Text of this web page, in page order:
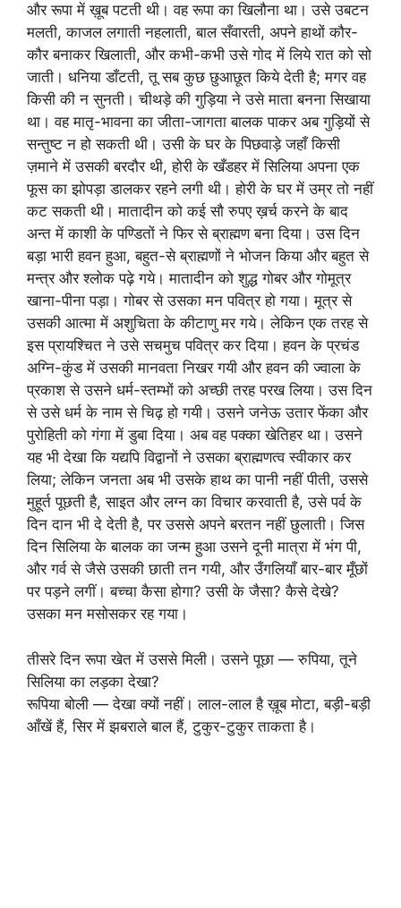
और रूपा में ख़ूब पटती थी। वह रूपा का खिलौना था। उसे उबटन
मलती, काजल लगाती नहलाती, बाल सँवारती, अपने हाथों कौर-
कौर बनाकर खिलाती, और कभी-कभी उसे गोद में लिये रात को सो
जाती। धनिया डाँटती, तू सब कुछ छुआछूत किये देती है; मगर वह
किसी की न सुनती। चीथड़े की गुड़िया ने उसे माता बनना सिखाया
था। वह मातृ-भावना का जीता-जागता बालक पाकर अब गुड़ियों से
सन्तुष्ट न हो सकती थी। उसी के घर के पिछवाड़े जहाँ किसी
ज़माने में उसकी बरदौर थी, होरी के खँडहर में सिलिया अपना एक
फूस का झोपड़ा डालकर रहने लगी थी। होरी के घर में उम्र तो नहीं
कट सकती थी। मातादीन को कई सौ रुपए ख़र्च करने के बाद
अन्त में काशी के पण्डितों ने फिर से ब्राह्मण बना दिया। उस दिन
बड़ा भारी हवन हुआ, बहुत-से ब्राह्मणों ने भोजन किया और बहुत से
मन्त्र और श्लोक पढ़े गये। मातादीन को शुद्ध गोबर और गोमूत्र
खाना-पीना पड़ा। गोबर से उसका मन पवित्र हो गया। मूत्र से
उसकी आत्मा में अशुचिता के कीटाणु मर गये। लेकिन एक तरह से
इस प्रायश्चित ने उसे सचमुच पवित्र कर दिया। हवन के प्रचंड
अग्नि-कुंड में उसकी मानवता निखर गयी और हवन की ज्वाला के
प्रकाश से उसने धर्म-स्तम्भों को अच्छी तरह परख लिया। उस दिन
से उसे धर्म के नाम से चिढ़ हो गयी। उसने जनेऊ उतार फेंका और
पुरोहिती को गंगा में डुबा दिया। अब वह पक्का खेतिहर था। उसने
यह भी देखा कि यद्यपि विद्वानों ने उसका ब्राह्मणत्व स्वीकार कर
लिया; लेकिन जनता अब भी उसके हाथ का पानी नहीं पीती, उससे
मुहूर्त पूछती है, साइत और लग्न का विचार करवाती है, उसे पर्व के
दिन दान भी दे देती है, पर उससे अपने बरतन नहीं छुलाती। जिस
दिन सिलिया के बालक का जन्म हुआ उसने दूनी मात्रा में भंग पी,
और गर्व से जैसे उसकी छाती तन गयी, और उँगलियाँ बार-बार मूँछों
पर पड़ने लगीं। बच्चा कैसा होगा? उसी के जैसा? कैसे देखे?
उसका मन मसोसकर रह गया।
तीसरे दिन रूपा खेत में उससे मिली। उसने पूछा — रुपिया, तूने
सिलिया का लड़का देखा?
रूपिया बोली — देखा क्यों नहीं। लाल-लाल है ख़ूब मोटा, बड़ी-बड़ी
आँखें हैं, सिर में झबराले बाल हैं, टुकुर-टुकुर ताकता है।